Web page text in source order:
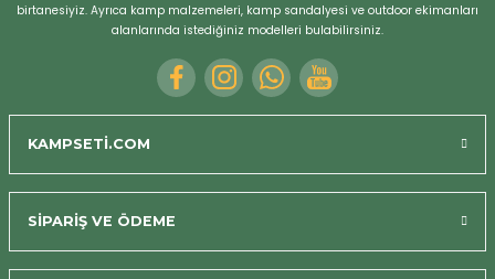
birtanesiyiz. Ayrıca kamp malzemeleri, kamp sandalyesi ve outdoor ekimanları
alanlarında istediğiniz modelleri bulabilirsiniz.
KAMPSETİ.COM
SİPARİŞ VE ÖDEME